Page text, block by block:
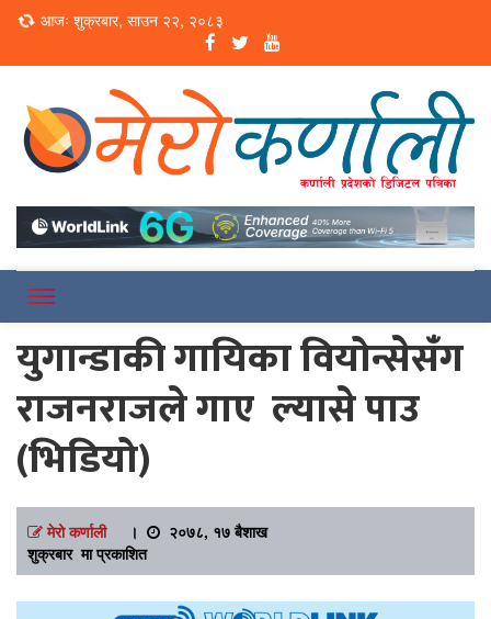
Loading...
आजः शुक्रबार, साउन २२, २०८३
Merokarnali
युगान्डाकी गायिका वियोन्सेसँंग
राजनराजले गाए ल्यासे पाउ
(भिडियो)
मेरो कर्णाली।
२०७८, १७ बैशाख
शुक्रबार मा प्रकाशित